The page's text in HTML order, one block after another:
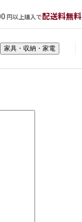
円以上購入で配送料無料
家具・収納・家電